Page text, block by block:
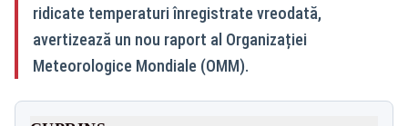
ridicate temperaturi înregistrate vreodată,
avertizează un nou raport al Organizației
Meteorologice Mondiale (OMM).